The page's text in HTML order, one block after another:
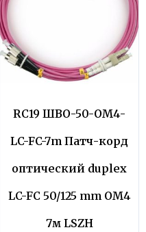
RC19 ШВО-50-OM4-
LC-FC-7m Патч-корд
оптический duplex
LC-FC 50/125 mm OM4
7м LSZH